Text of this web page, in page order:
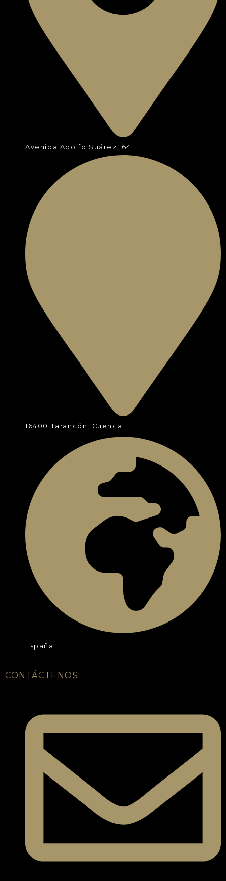
Avenida Adolfo Suárez, 64
16400 Tarancón, Cuenca
España
CONTÁCTENOS